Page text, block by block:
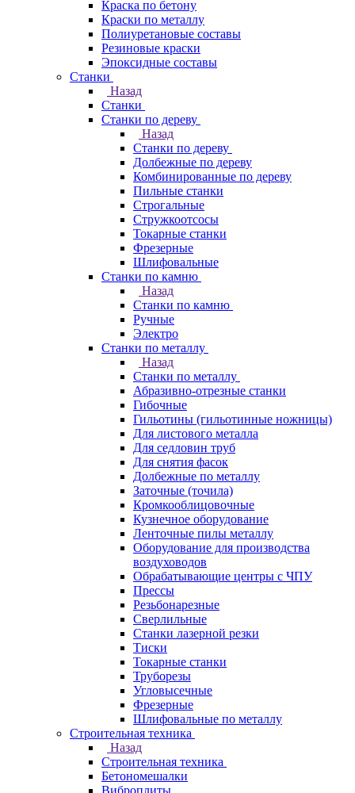
Краска по бетону
Краски по металлу
Полиуретановые составы
Резиновые краски
Эпоксидные составы
Станки
Назад
Станки
Станки по дереву
Назад
Станки по дереву
Долбежные по дереву
Комбинированные по дереву
Пильные станки
Строгальные
Стружкоотсосы
Токарные станки
Фрезерные
Шлифовальные
Станки по камню
Назад
Станки по камню
Ручные
Электро
Станки по металлу
Назад
Станки по металлу
Абразивно-отрезные станки
Гибочные
Гильотины (гильотинные ножницы)
Для листового металла
Для седловин труб
Для снятия фасок
Долбежные по металлу
Заточные (точила)
Кромкооблицовочные
Кузнечное оборудование
Ленточные пилы металлу
Оборудование для производства
воздуховодов
Обрабатывающие центры с ЧПУ
Прессы
Резьбонарезные
Сверлильные
Станки лазерной резки
Тиски
Токарные станки
Труборезы
Угловысечные
Фрезерные
Шлифовальные по металлу
Строительная техника
Назад
Строительная техника
Бетономешалки
Виброплиты